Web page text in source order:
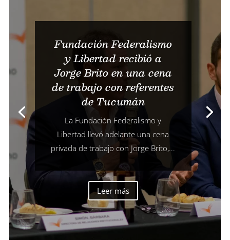
Fundación Federalismo
y Libertad recibió a
Jorge Brito en una cena
de trabajo con referentes
de Tucumán
La Fundación Federalismo y
Libertad llevó adelante una cena
privada de trabajo con Jorge Brito,...
Leer más